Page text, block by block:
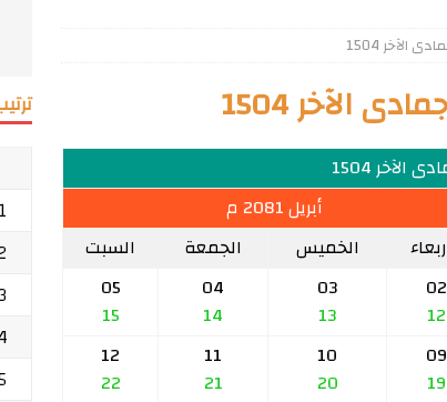
الآخر 1504
الآخر 1504
الآخر 1504
أبريل 2081 م
الخميس الجمعة
السبت
02
12
03
13
04
14
05
15
09
19
10
20
11
21
12
22